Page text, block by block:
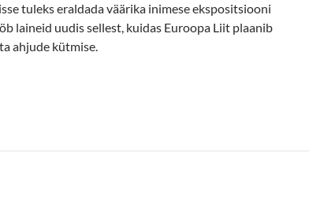
tuleks eraldada väärika inimese ekspositsiooni
laineid uudis sellest, kuidas Euroopa Liit plaanib
ahjude kütmise.
eri varjundeid ei saa seadustada